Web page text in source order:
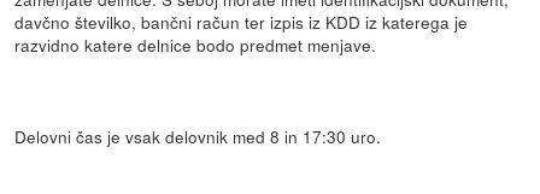
davčno številko, bančni račun ter izpis iz KDD iz katerega je
razvidno katere delnice bodo predmet menjave.
Delovni čas je vsak delovnik med 8 in 17:30 uro.